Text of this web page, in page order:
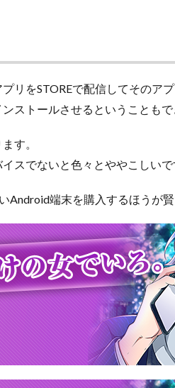
リをSTOREで配信してそのア
ストールさせるということもで
す。
スでないと色々とややこしいで
Android端末を購入するほうが賢